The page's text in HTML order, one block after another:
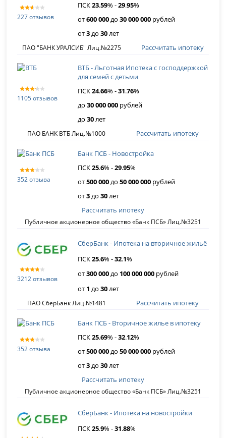
227 отзывов
ПСК23.59% -29.95%
от600 000до30 000 000 рублей
от3до30лет
ПАО "БАНК УРАЛСИБ" Лиц.№2275 Рассчитать ипотеку
1105 отзывов
ВТБ - Льготная Ипотека с господдержкой
для семей с детьми
ПСК24.66% -31.76%
до30 000 000 рублей
до30лет
ПАО БАНК ВТБ Лиц.№1000 Рассчитать ипотеку
352 отзыва
Банк ПСБ - Новостройка
ПСК25.6% -29.95%
от500 000до50 000 000 рублей
от3до30лет
Публичное акционерное общество «Банк ПСБ» Лиц.№3251
Рассчитать ипотеку
3212 отзывов
СберБанк - Ипотека на вторичное жильё
ПСК25.6% -32.1%
от300 000до 100 000 000 рублей
от 1 до30 лет
ПАО СберБанк Лиц.№1481 Рассчитать ипотеку
352 отзыва
Банк ПСБ - Вторичное жилье в ипотеку
ПСК25.69% -32.12%
от500 000до50 000 000 рублей
от3до30лет
Публичное акционерное общество «Банк ПСБ» Лиц.№3251
Рассчитать ипотеку
СберБанк - Ипотека на новостройки
ПСК25.9% -31.88%